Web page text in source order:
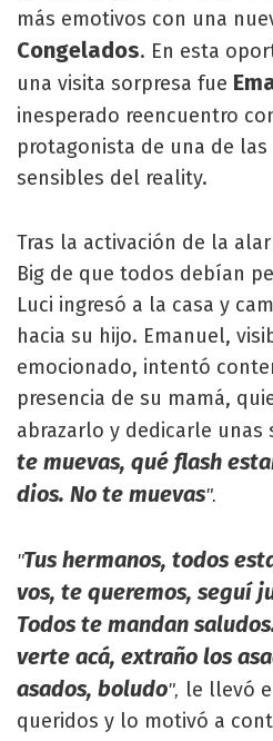
más emotivos con una
Congelados. En esta
una visita sorpresa fue
inesperado reencuentro
protagonista de una de las
sensibles del reality.
Tras la activación de la
Big de que todos debían
Luci ingresó a la casa y
hacia su hijo. Emanuel,
emocionado, intentó
presencia de su mamá,
abrazarlo y dedicarle unas
te muevas, qué flash
dios. No te muevas".
"Tus hermanos, todos
vos, te queremos, seguí
Todos te mandan
verte acá, extraño los
asados, boludo", le llevó
queridos y lo motivó a